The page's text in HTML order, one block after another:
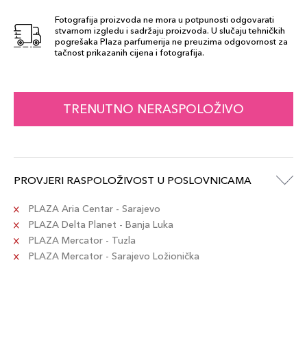
Fotografija proizvoda ne mora u potpunosti odgovarati
stvarnom izgledu i sadržaju proizvoda. U slučaju tehničkih
pogrešaka Plaza parfumerija ne preuzima odgovornost za
tačnost prikazanih cijena i fotografija.
TRENUTNO NERASPOLOŽIVO
PROVJERI RASPOLOŽIVOST U POSLOVNICAMA
PLAZA Aria Centar - Sarajevo
PLAZA Delta Planet - Banja Luka
PLAZA Mercator - Tuzla
PLAZA Mercator - Sarajevo Ložionička